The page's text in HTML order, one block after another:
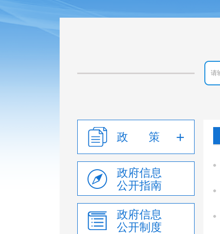
政 策
政府信息
公开指南
政府信息
公开制度